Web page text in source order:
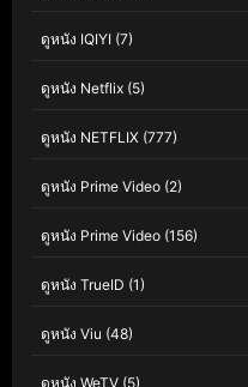
ดูหนัง IQIYI (7)
ดูหนัง Netflix (5)
ดูหนัง NETFLIX (777)
ดูหนัง Prime Video (2)
ดูหนัง Prime Video (156)
ดูหนัง TrueID (1)
ดูหนัง Viu (48)
ดูหนัง WeTV (5)